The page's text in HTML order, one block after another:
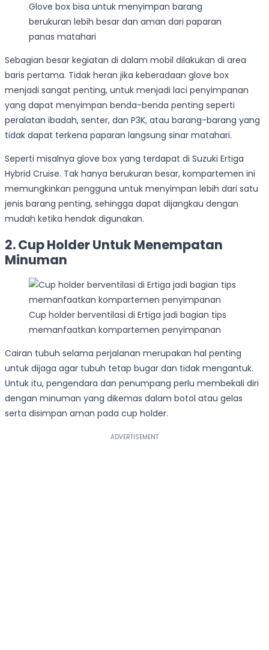
Glove box bisa untuk menyimpan barang
berukuran lebih besar dan aman dari paparan
panas matahari
Sebagian besar kegiatan di dalam mobil dilakukan di area
baris pertama. Tidak heran jika keberadaan glove box
menjadi sangat penting, untuk menjadi laci penyimpanan
yang dapat menyimpan benda-benda penting seperti
peralatan ibadah, senter, dan P3K, atau barang-barang yang
tidak dapat terkena paparan langsung sinar matahari.
Seperti misalnya glove box yang terdapat di Suzuki Ertiga
Hybrid Cruise. Tak hanya berukuran besar, kompartemen ini
memungkinkan pengguna untuk menyimpan lebih dari satu
jenis barang penting, sehingga dapat dijangkau dengan
mudah ketika hendak digunakan.
2. Cup Holder Untuk Menempatan
Minuman
Cup holder berventilasi di Ertiga jadi bagian tips
memanfaatkan kompartemen penyimpanan
Cairan tubuh selama perjalanan merupakan hal penting
untuk dijaga agar tubuh tetap bugar dan tidak mengantuk.
Untuk itu, pengendara dan penumpang perlu membekali diri
dengan minuman yang dikemas dalam botol atau gelas
serta disimpan aman pada cup holder.